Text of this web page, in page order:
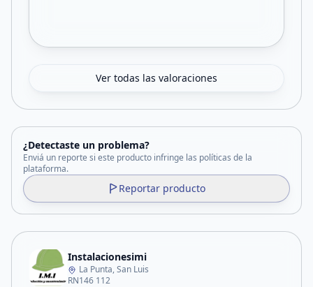
Ver todas las valoraciones
¿Detectaste un problema?
Enviá un reporte si este producto infringe las políticas de la
plataforma.
Reportar producto
Instalacionesimi
La Punta, San Luis
RN146 112